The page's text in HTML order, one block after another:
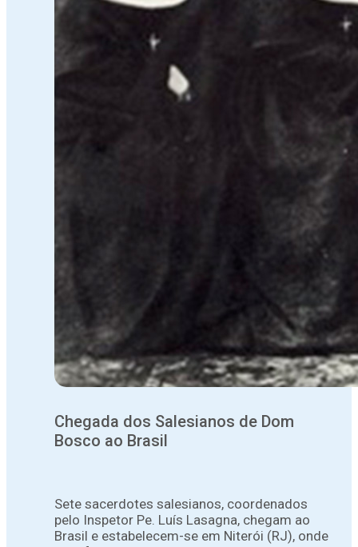
Chegada dos Salesianos de Dom
Bosco ao Brasil
Sete sacerdotes salesianos, coordenados
pelo Inspetor Pe. Luís Lasagna, chegam ao
Brasil e estabelecem-se em Niterói (RJ), onde